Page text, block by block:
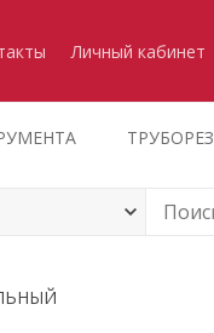
Личный кабинет
ТРУБОРЕЗ